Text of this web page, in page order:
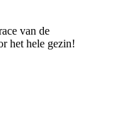
van de
het hele gezin!